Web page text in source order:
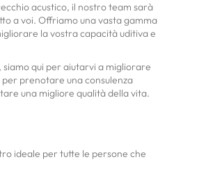
acustico, il nostro team sarà
a voi. Offriamo una vasta gamma
la vostra capacità uditiva e
qui per aiutarvi a migliorare
prenotare una consulenza
una migliore qualità della vita.
ideale per tutte le persone che